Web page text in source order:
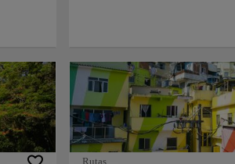
una
los
El
más
Rutas